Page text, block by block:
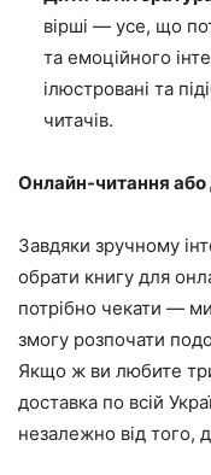
вірші — усе, що
та емоційного
ілюстровані та
читачів.
Онлайн-читання або
Завдяки зручному
обрати книгу для
потрібно чекати —
змогу розпочати
Якщо ж ви любите
доставка по всій
незалежно від того,